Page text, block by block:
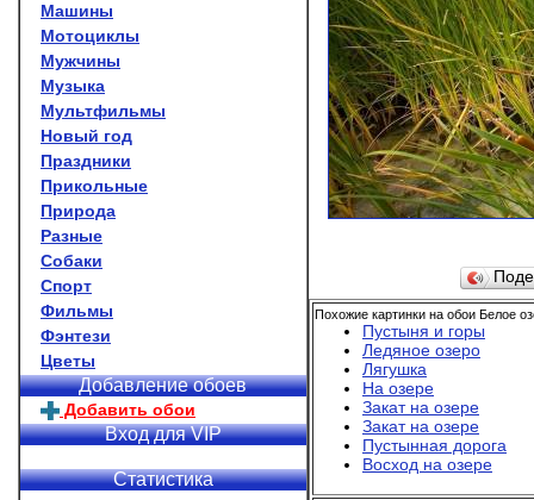
Машины
Мотоциклы
Мужчины
Музыка
Мультфильмы
Новый год
Праздники
Прикольные
Природа
Разные
Собаки
Спорт
Фильмы
Фэнтези
Цветы
Добавление обоев
Добавить обои
Вход для VIP
Статистика
Похожие картинки на обои Белое
Пустыня и горы
Ледяное озеро
Лягушка
На озере
Закат на озере
Закат на озере
Пустынная дорога
Восход на озере